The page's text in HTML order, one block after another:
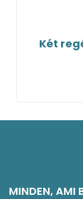
Két
MINDEN, AMI